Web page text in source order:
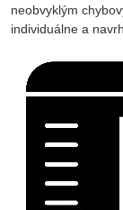
neobvyklým
individuálne a